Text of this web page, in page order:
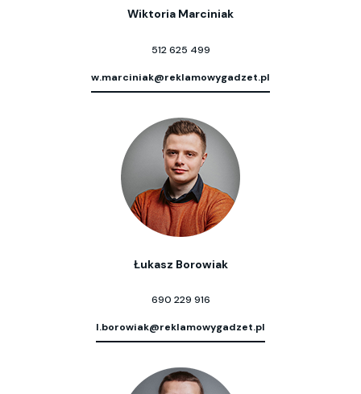
Wiktoria Marciniak
512 625 499
w.marciniak@reklamowygadzet.pl
Łukasz Borowiak
690 229 916
l.borowiak@reklamowygadzet.pl